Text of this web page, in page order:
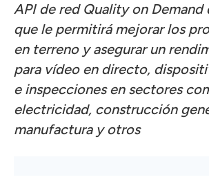
API de red Quality on Demand
que le permitirá mejorar los
en terreno y asegurar un
para vídeo en directo,
e inspecciones en sectores
electricidad, construcción
manufactura y otros